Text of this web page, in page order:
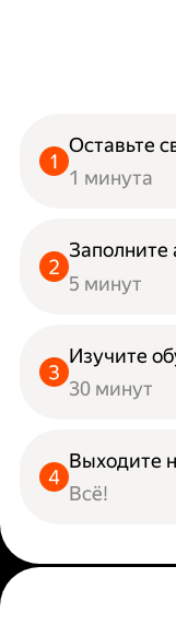
Оставьте
1 минута
Заполните
5 минут
Изучите
30 минут
Выходите
Всё!